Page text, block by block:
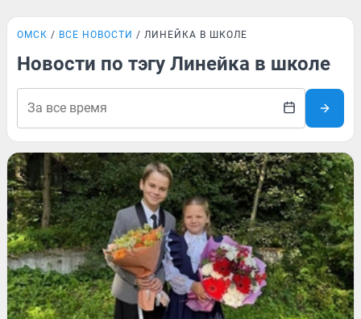
ОМСК ВСЕ НОВОСТИ ЛИНЕЙКА В ШКОЛЕ
Новости по тэгу Линейка в школе